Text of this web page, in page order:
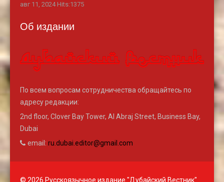
авг 11, 2024 Hits:1375
Об издании
По всем вопросам сотрудничества обращайтесь по
адресу редакции:
2nd floor, Clover Bay Tower, Al Abraj Street, Business Bay,
Dubai
email: ru.dubai.editor@gmail.com
© 2026 Русскоязычное издание "Дубайский Вестник"